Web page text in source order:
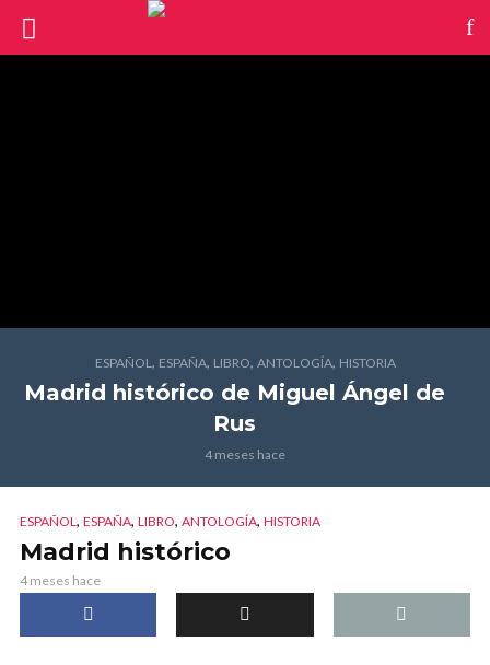
ESPAÑOL, ESPAÑA, LIBRO, ANTOLOGÍA, HISTORIA
Madrid histórico de Miguel Ángel de
Rus
4 meses hace
ESPAÑOL, ESPAÑA, LIBRO, ANTOLOGÍA, HISTORIA
Madrid histórico
4 meses hace